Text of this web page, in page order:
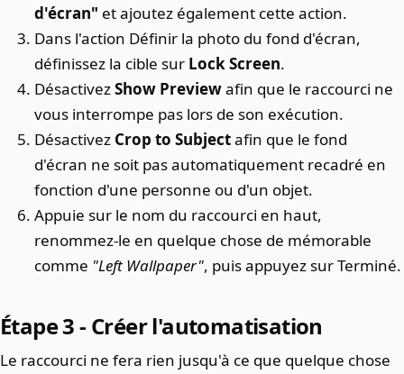
d'écran" et ajoutez également cette action.
Dans l'action Définir la photo du fond d'écran,
définissez la cible sur Lock Screen.
DésactivezShow Previewafin que le raccourci ne
vous interrompe pas lors de son exécution.
Désactivez Crop to Subjectafin que le fond
d'écran ne soit pas automatiquement recadré en
fonction d'une personne ou d'un objet.
Appuie sur le nom du raccourci en haut,
renommez-le en quelque chose de mémorable
comme "Left Wallpaper", puis appuyez sur Terminé.
Étape 3 - Créer l'automatisation
Le raccourci ne fera rien jusqu'à ce que quelque chose